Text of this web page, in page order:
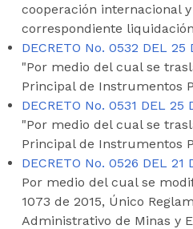
cooperación internacional
correspondiente
DECRETO No. 0532 DEL 25
"Por medio del cual se
Principal de Instrumentos
DECRETO No. 0531 DEL 25
"Por medio del cual se
Principal de Instrumentos
DECRETO No. 0526 DEL 21
Por medio del cual se
1073 de 2015, Único
Administrativo de Minas y